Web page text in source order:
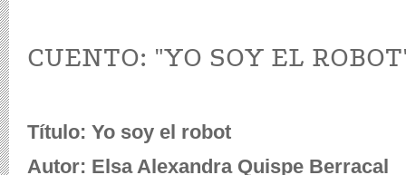
CUENTO: "YO SOY EL
Título: Yo soy el robot
Autor: Elsa Alexandra Quispe Berracal